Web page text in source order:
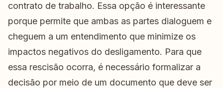
contrato de trabalho. Essa opção é interessante
porque permite que ambas as partes dialoguem e
cheguem a um entendimento que minimize os
impactos negativos do desligamento. Para que
essa rescisão ocorra, é necessário formalizar a
decisão por meio de um documento que deve ser